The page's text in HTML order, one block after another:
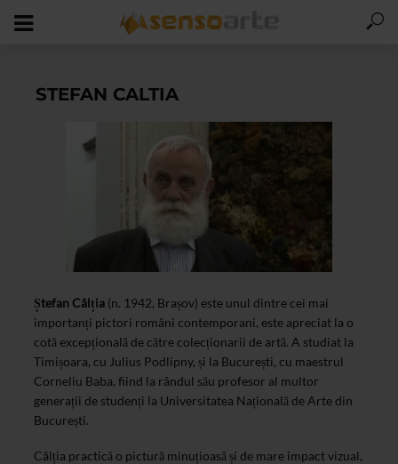
STEFAN CALTIA
Ștefan Câlția (n. 1942, Brașov) este unul dintre cei mai
importanți pictori români contemporani, este apreciat la o
cotă excepțională de către colecționarii de artă. A studiat la
Timișoara, cu Julius Podlipny, și la București, cu maestrul
Corneliu Baba, fiind la rândul său profesor al multor
generații de studenți la Universitatea Națională de Arte din
București.
Câlția practică o pictură minuțioasă și de mare impact vizual,